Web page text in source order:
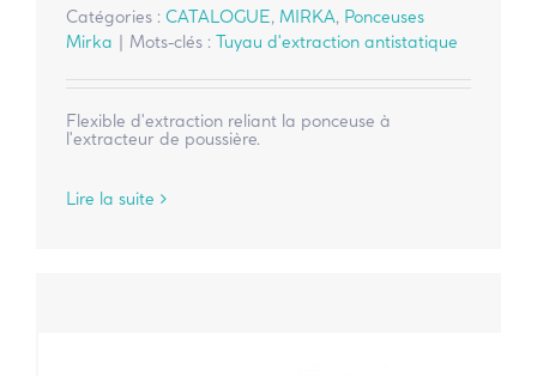
Catégories : CATALOGUE, MIRKA, Ponceuses
Mirka | Mots-clés : Tuyau d'extraction antistatique
Flexible d'extraction reliant la ponceuse à
l'extracteur de poussière.
Lire la suite